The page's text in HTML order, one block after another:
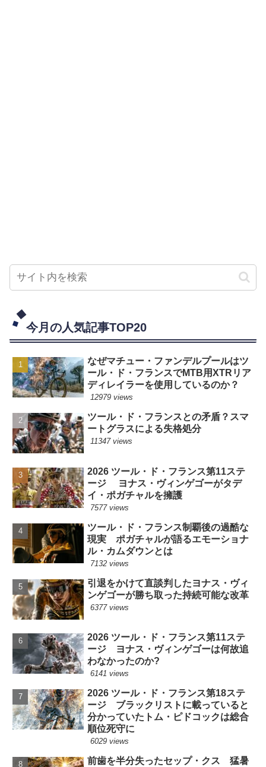
今月の人気記事TOP20
なぜマチュー・ファンデルプールはツ
ール・ド・フランスでMTB用XTRリア
ディレイラーを使用しているのか？
12979 views
ツール・ド・フランスとの矛盾？スマ
ートグラスによる失格処分
11347 views
2026 ツール・ド・フランス第11ステ
ージ ヨナス・ヴィンゲゴーがタデ
イ・ポガチャルを擁護
7577 views
ツール・ド・フランス制覇後の過酷な
現実 ポガチャルが語るエモーショナ
ル・カムダウンとは
7132 views
引退をかけて直談判したヨナス・ヴィ
ンゲゴーが勝ち取った持続可能な改革
6377 views
2026 ツール・ド・フランス第11ステ
ージ ヨナス・ヴィンゲゴーは何故追
わなかったのか?
6141 views
2026 ツール・ド・フランス第18ステ
ージ ブラックリストに載っていると
分かっていたトム・ピドコックは総合
順位死守に
6029 views
前歯を半分失ったセップ・クス 猛暑